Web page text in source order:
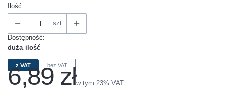
Ilość
szt.
Dostępność:
duża ilość
z VAT bez VAT
Cena
6,89 złw tym 23% VAT
w tym 23% VAT